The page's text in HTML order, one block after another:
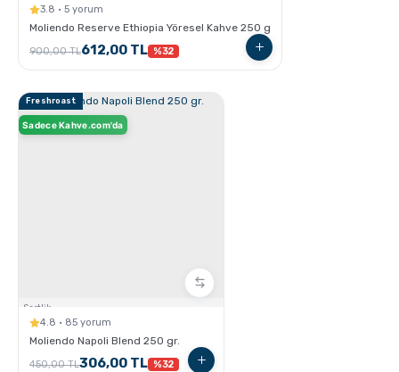
GROSCHE Milano Moka Pot ile Evde Espresso Nasıl
3.8 · 5 yorum
Moliendo Reserve Ethiopia Yöresel Kahve 250 g
900,00 TL612,00 TL %32
Freshroast
Sertlik:
Sadece Kahve.com'da
4.8 · 85 yorum
Moliendo Napoli Blend 250 gr.
450,00 TL306,00 TL %32